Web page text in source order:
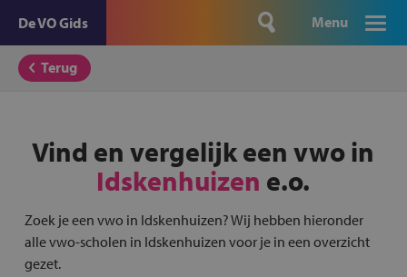
De VO Gids Menu
Terug
Vind en vergelijk een vwo in
Idskenhuizen e.o.
Zoek je een vwo in Idskenhuizen? Wij hebben hieronder
alle vwo-scholen in Idskenhuizen voor je in een overzicht
gezet.